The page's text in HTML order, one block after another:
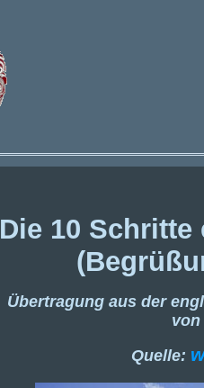
Die 10
Übertragung aus der
Quelle: